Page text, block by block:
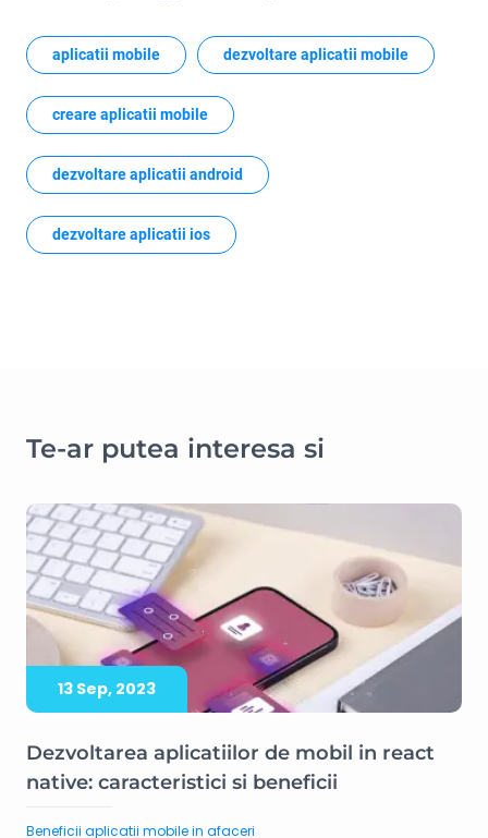
aplicatii mobile dezvoltare aplicatii mobile
creare aplicatii mobile
dezvoltare aplicatii android
dezvoltare aplicatii ios
Te-ar putea interesa si
13 Sep, 2023
Dezvoltarea aplicatiilor de mobil in react
native: caracteristici si beneficii
Beneficii aplicatii mobile in afaceri